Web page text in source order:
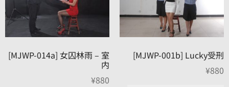
[MJWP-014a] 女囚林雨 – 室
内
¥880
[MJWP-001b] Lucky受刑
¥880